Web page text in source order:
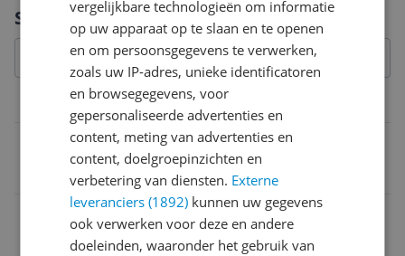
Specificaties
Overige kenmerken
Houdbaarheid periode na opening
12 maand
Ingrediënten
Aluminum Starch Octenylsuccinate
Vraag 1 van 4
vergelijkbare technologieën om informatie
op uw apparaat op te slaan en te openen
en om persoonsgegevens te verwerken,
zoals uw IP-adres, unieke identificatoren
en browsegegevens, voor
gepersonaliseerde advertenties en
content, meting van advertenties en
content, doelgroepinzichten en
verbetering van diensten. Externe
leveranciers (1892) kunnen uw gegevens
ook verwerken voor deze en andere
doeleinden, waaronder het gebruik van